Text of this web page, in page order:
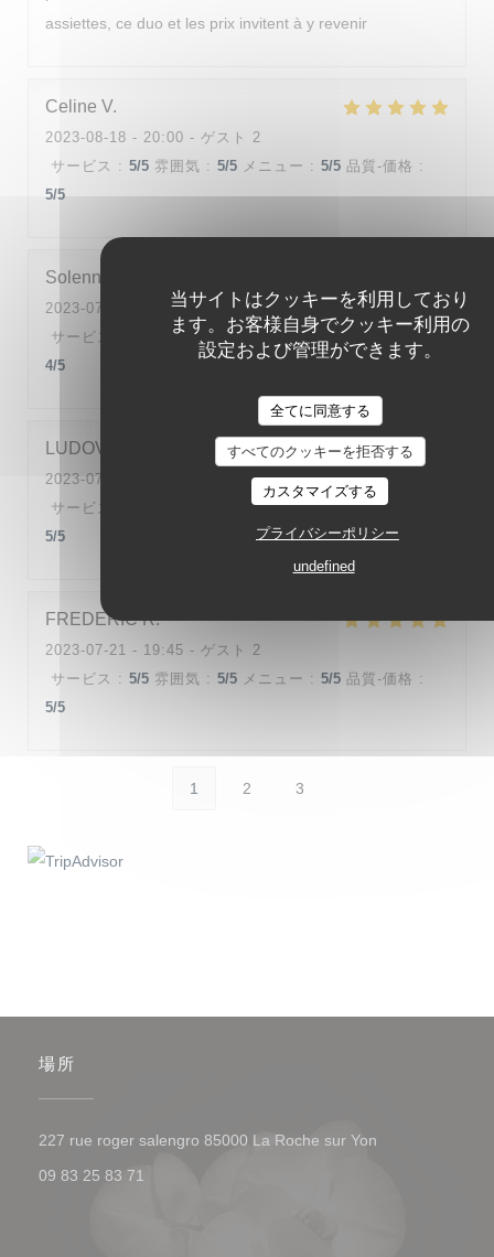
当サイトはクッキーを利用しており
ます。お客様自身でクッキー利用の
設定および管理ができます。
全てに同意する
すべてのクッキーを拒否する
カスタマイズする
プライバシーポリシー
undefined
assiettes, ce duo et les prix invitent à y revenir
Celine V
2023-08-18 - 20:00 - ゲスト 2
サービス : 5/5 雰囲気 : 5/5 メニュー : 5/5 品質-価格 :
5/5
Solenne
2023-07-28
- 19:30 - ゲスト 2
サービス
雰囲気: 4/5 メニュー: 5/5 品質-価格
:
4/5
LUDOVIC
2023-07-28
- 20:30 - ゲスト 2
サービス
メニュー: 5/5 品質-価格
5/5
FREDERIC R
2023-07-21 - 19:45 - ゲスト 2
サービス : 5/5 雰囲気 : 5/5 メニュー : 5/5 品質-価格 :
5/5
1 2 3
場所
227 rue roger salengro 85000 La Roche sur Yon
09 83 25 83 71